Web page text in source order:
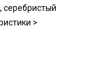
серебристый
>